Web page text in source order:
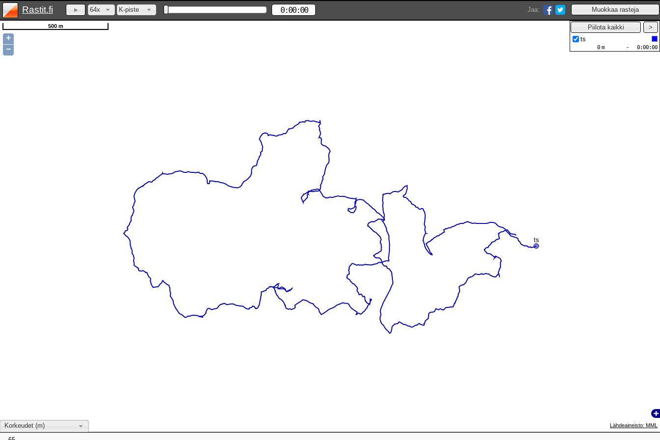
ts
ts
Rastit.fi Jaa:
64x K-piste 0:00:00
ts
0:00:00
-
0 m
500 m
+
−
Lähdeaineisto: MML
Korkeudet (m)